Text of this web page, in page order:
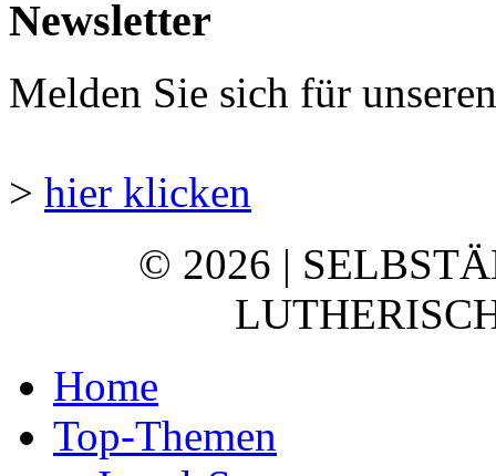
Newsletter
Melden Sie sich für
> hier klicken
© 2026 |
Home
Top-Themen